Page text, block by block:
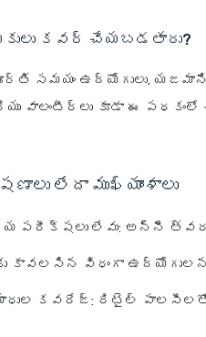
కవర్ చేయబడతారు?
సమయం ఉద్యోగులు.
వాలంటీర్లు కూడా ఈ పథకంలో
లేదా ముఖ్యాంశాలు
పరీక్షలు లేవు: అన్నీ
కావలసిన విధంగా
కవరేజ్: రిటైల్ పాలసీలతో